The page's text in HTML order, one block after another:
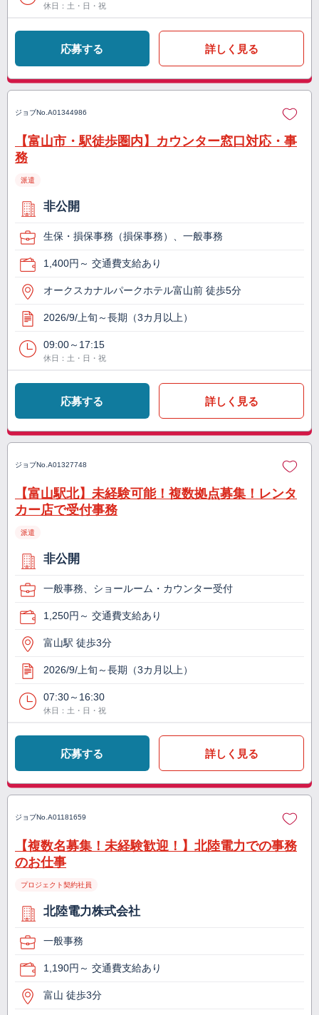
休日：土・日・祝
応募する 詳しく見る
ジョブNo. A01344986
【富山市・駅徒歩圏内】カウンター窓口対応・事
務
派遣
非公開
生保・損保事務（損保事務）、一般事務
1,400円～ 交通費支給あり
オークスカナルパークホテル富山前 徒歩5分
2026/9/上旬～長期（3カ月以上）
09:00～17:15
休日：土・日・祝
応募する 詳しく見る
ジョブNo. A01327748
【富山駅北】未経験可能！複数拠点募集！レンタ
カー店で受付事務
派遣
非公開
一般事務、ショールーム・カウンター受付
1,250円～ 交通費支給あり
富山駅 徒歩3分
2026/9/上旬～長期（3カ月以上）
07:30～16:30
休日：土・日・祝
応募する 詳しく見る
ジョブNo. A01181659
【複数名募集！未経験歓迎！】北陸電力での事務
のお仕事
プロジェクト契約社員
北陸電力株式会社
一般事務
1,190円～ 交通費支給あり
富山 徒歩3分